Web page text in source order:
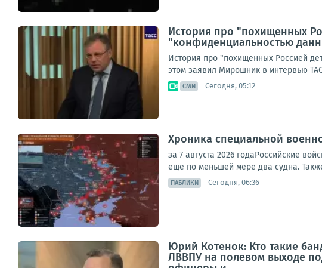
История про "похищенных
"конфиденциальностью
История про "похищенных Россией
этом заявил Мирошник в интервью
СМИ Сегодня, 05:12
Хроника специальной
за 7 августа 2026 годаРоссийские
еще по меньшей мере два судна.
ПАБЛИКИ Сегодня, 06:36
Юрий Котенок: Кто такие
ЛВВПУ на полевом выходе